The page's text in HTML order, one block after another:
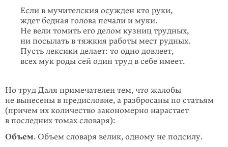
Если в мучителския осужден кто руки,
ждет бедная голова печали и муки.
Не вели томить его делом кузниц трудных,
ни посылать в тяжкия работы мест рудных.
Пусть лексики делает: то одно довлеет,
всех мук роды сей один труд в себе имеет.
Но труд Даля примечателен тем, что жалобы
не вынесены в предисловие, а разбросаны по статьям
(причем их количество закономерно нарастает
в последних томах словаря):
Объем. Объем словаря велик, одному не подсилу.